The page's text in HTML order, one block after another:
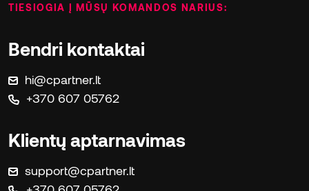
TIESIOGIA Į MŪSŲ KOMANDOS NARIUS:
Bendri kontaktai
hi@cpartner.lt
+370 607 05762
Klientų aptarnavimas
support@cpartner.lt